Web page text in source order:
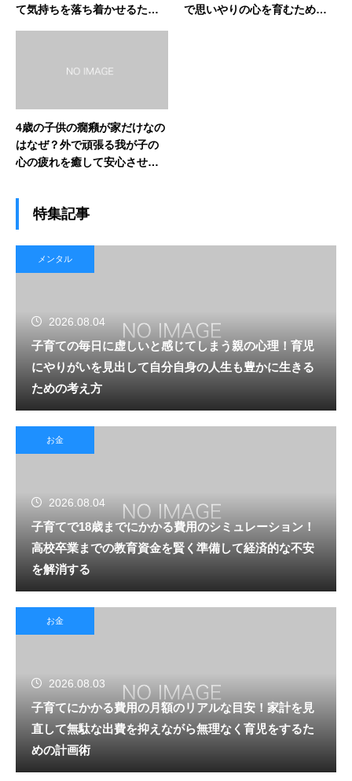
て気持ちを落ち着かせるため
で思いやりの心を育むための
4歳の子供の癇癪が家だけなの
はなぜ？外で頑張る我が子の
心の疲れを癒して安心させる
特集記事
メンタル
2026.08.04
子育ての毎日に虚しいと感じてしまう親の心理！育児
にやりがいを見出して自分自身の人生も豊かに生きる
ための考え方
お金
2026.08.04
子育てで18歳までにかかる費用のシミュレーション！
高校卒業までの教育資金を賢く準備して経済的な不安
を解消する
お金
2026.08.03
子育てにかかる費用の月額のリアルな目安！家計を見
直して無駄な出費を抑えながら無理なく育児をするた
めの計画術